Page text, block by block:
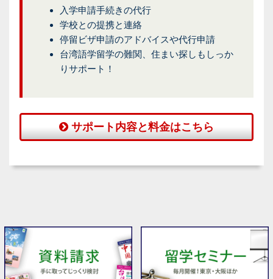
入学申請手続きの代行
学校との提携と連絡
停留ビザ申請のアドバイスや代行申請
台湾語学留学の難関、住まい探しもしっか
りサポート！
サポート内容と料金はこちら